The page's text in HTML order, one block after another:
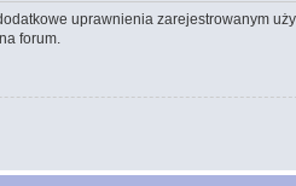
uprawnienia zarejestrowanym
forum.